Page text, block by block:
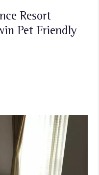
Resort
Pet Friendly